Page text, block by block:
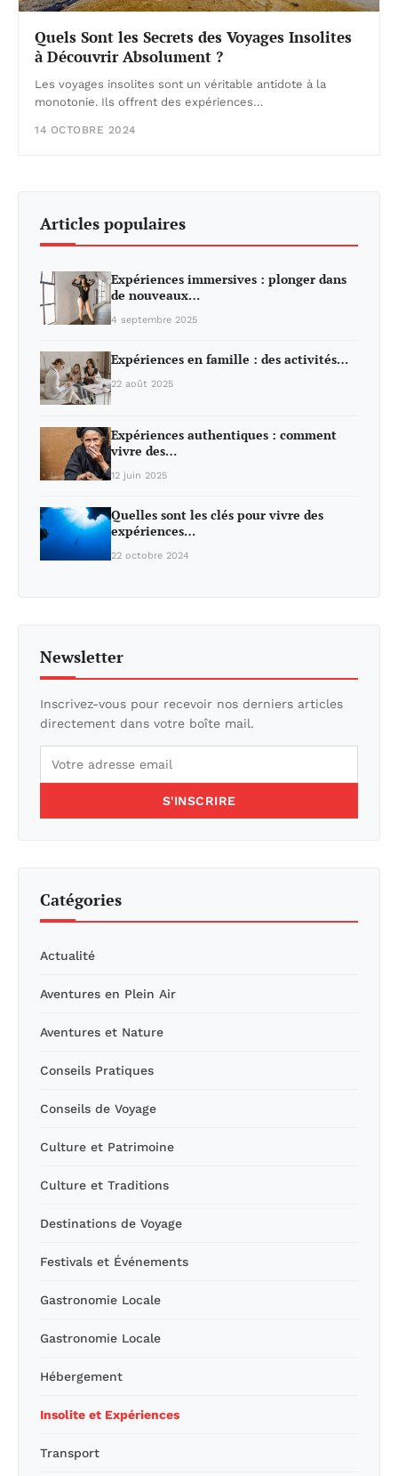
Quels Sont les Secrets des Voyages Insolites
à Découvrir Absolument ?
Les voyages insolites sont un véritable antidote à la
monotonie. Ils offrent des expériences…
14 OCTOBRE 2024
Articles populaires
Expériences immersives : plonger dans
de nouveaux…
4 septembre 2025
Expériences en famille : des activités…
22 août 2025
Expériences authentiques : comment
vivre des…
12 juin 2025
Quelles sont les clés pour vivre des
expériences…
22 octobre 2024
Newsletter
Inscrivez-vous pour recevoir nos derniers articles
directement dans votre boîte mail.
S'INSCRIRE
Catégories
Actualité
Aventures en Plein Air
Aventures et Nature
Conseils Pratiques
Conseils de Voyage
Culture et Patrimoine
Culture et Traditions
Destinations de Voyage
Festivals et Événements
Gastronomie Locale
Gastronomie Locale
Hébergement
Insolite et Expériences
Transport